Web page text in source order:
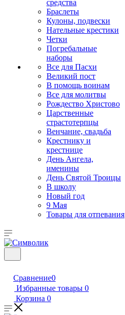
средства
Браслеты
Кулоны, подвески
Нательные крестики
Четки
Погребальные
наборы
Все для Пасхи
Великий пост
В помощь воинам
Все для молитвы
Рождество Христово
Царственные
страстотерпцы
Венчание, свадьба
Крестнику и
крестнице
День Ангела,
именины
День Святой Троицы
В школу
Новый год
9 Мая
Товары для отпевания
Сравнение0
Избранные товары 0
Корзина 0